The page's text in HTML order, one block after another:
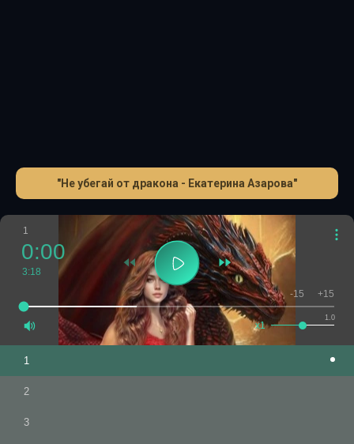
"Не убегай от дракона - Екатерина Азарова"
1
0:00
3:18
1.0
x1
-15 +15
1
2
3